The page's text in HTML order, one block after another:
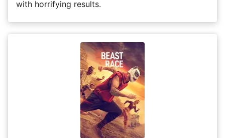
with horrifying results.